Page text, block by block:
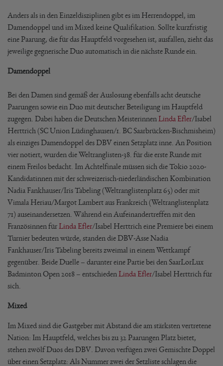
Anders als in den Einzeldisziplinen gibt es im Herrendoppel, im
Damendoppel und im Mixed keine Qualifikation. Sollte kurzfristig
eine Paarung, die für das Hauptfeld vorgesehen ist, ausfallen, zieht das
jeweilige gegnerische Duo automatisch in die nächste Runde ein.
Damendoppel
Bei den Damen sind gemäß der Auslosung ebenfalls acht deutsche
Paarungen sowie ein Duo mit deutscher Beteiligung im Hauptfeld
zugegen. Dabei haben die Deutschen Meisterinnen Linda Efler/Isabel
Herttrich (SC Union Lüdinghausen/1. BC Saarbrücken-Bischmisheim)
als einziges Damendoppel des DBV einen Setzplatz inne. An Position
vier notiert, wurden die Weltranglisten-38. für die erste Runde mit
einem Freilos bedacht. Im Achtelfinale müssen sich die Tokio 2020-
Kandidatinnen mit der schweizerisch-niederländischen Kombination
Nadia Fankhauser/Iris Tabeling (Weltranglistenplatz 65) oder mit
Vimala Heriau/Margot Lambert aus Frankreich (Weltranglistenplatz
71) auseinandersetzen. Während ein Aufeinandertreffen mit den
Französinnen für Linda Efler/Isabel Herttrich eine Premiere bei einem
Turnier bedeuten würde, standen die DBV-Asse Nadia
Fankhauser/Iris Tabeling bereits zweimal in einem Wettkampf
gegenüber. Beide Duelle – darunter eine Partie bei den SaarLorLux
Badminton Open 2018 – entschieden Linda Efler/Isabel Herttrich für
sich.
Mixed
Im Mixed sind die Gastgeber mit Abstand die am stärksten vertretene
Nation: Im Hauptfeld, welches bis zu 32 Paarungen Platz bietet,
stehen zwölf Duos des DBV. Davon verfügen zwei Gemischte Doppel
über einen Setzplatz: Als Nummer zwei der Setzliste schlagen die